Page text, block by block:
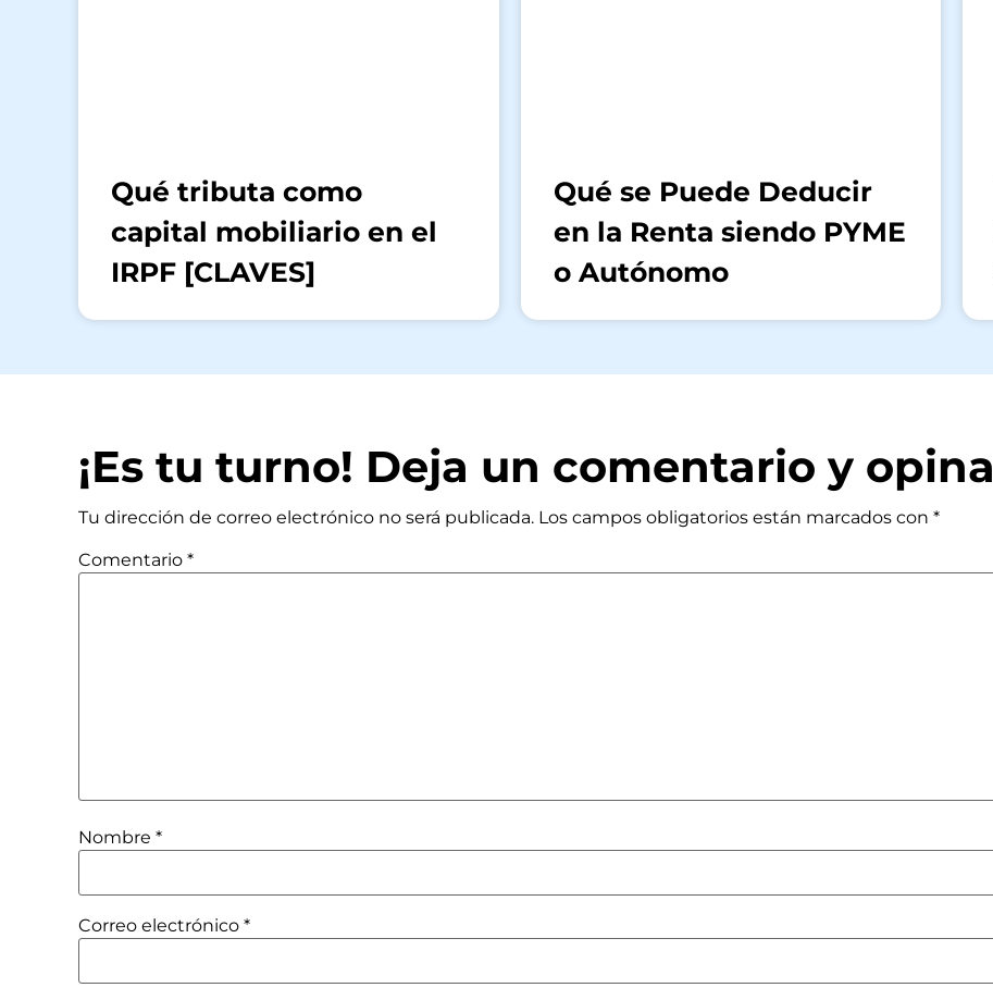
Qué tributa como
capital mobiliario en el
IRPF [CLAVES]
Qué se Puede Deducir
en la Renta siendo PYME
o Autónomo
¡Es tu turno! Deja un comentario y opina
Tu dirección de correo electrónico no será publicada. Los campos obligatorios están marcados con *
Comentario *
Nombre *
Correo electrónico *